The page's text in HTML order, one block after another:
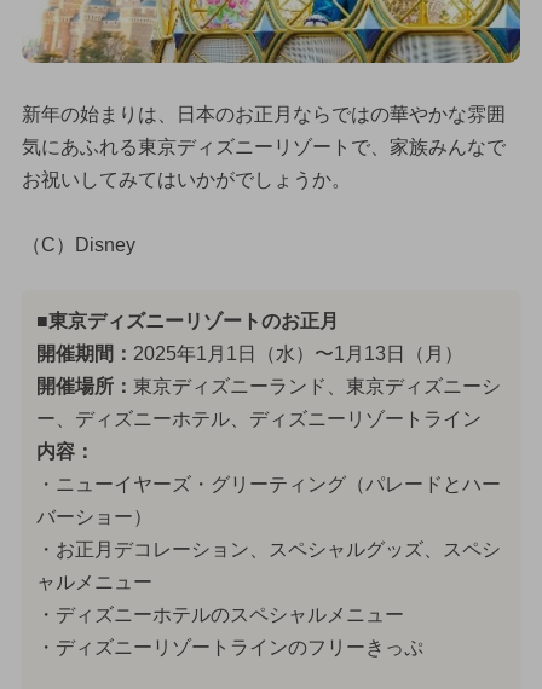
新年の始まりは、日本のお正月ならではの華やかな雰囲
気にあふれる東京ディズニーリゾートで、家族みんなで
お祝いしてみてはいかがでしょうか。
（C）Disney
■東京ディズニーリゾートのお正月
開催期間： 2025年1月1日（水）〜1月13日（月）
開催場所： 東京ディズニーランド、東京ディズニーシ
ー、ディズニーホテル、ディズニーリゾートライン
内容：
・ニューイヤーズ・グリーティング（パレードとハー
バーショー）
・お正月デコレーション、スペシャルグッズ、スペシ
ャルメニュー
・ディズニーホテルのスペシャルメニュー
・ディズニーリゾートラインのフリーきっぷ